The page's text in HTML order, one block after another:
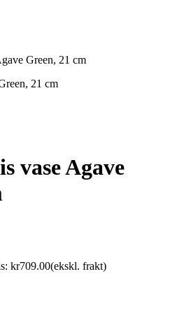
Green, 21 cm
21 cm
vase Agave
: kr709.00(ekskl. frakt)